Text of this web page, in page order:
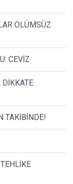
ÖLÜMSÜZ
CEVİZ
TAKİBİNDE!